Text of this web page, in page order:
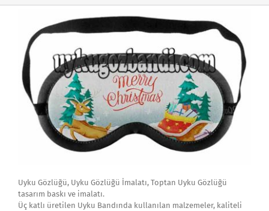
Uyku Gözlüğü, Uyku Gözlüğü İmalatı, Toptan Uyku Gözlüğü
tasarım baskı ve imalatı.
Üç katlı üretilen Uyku Bandında kullanılan malzemeler, kaliteli